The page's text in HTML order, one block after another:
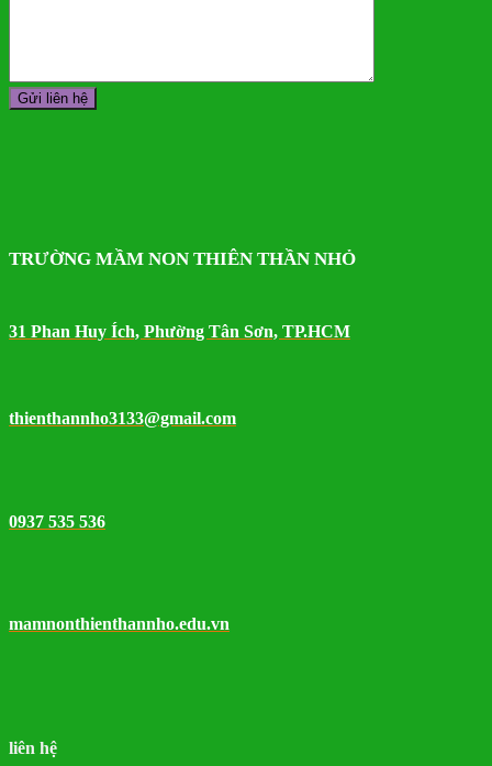
TRƯỜNG MẦM NON THIÊN THẦN NHỎ
31 Phan Huy Ích, Phường Tân Sơn, TP.HCM
thienthannho3133@gmail.com
0937 535 536
mamnonthienthannho.edu.vn
liên hệ